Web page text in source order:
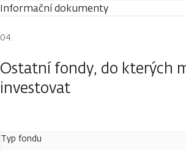
Informační dokumenty
Ostatní fondy, do kterých
investovat
Typ fondu